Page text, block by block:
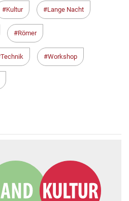
Kultur Lange Nacht
Römer
Technik Workshop